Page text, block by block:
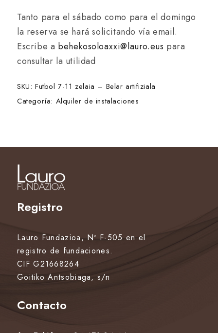
Tanto para el sábado como para el domingo
la reserva se hará solicitando vía email.
Escribe a behekosoloaxxi@lauro.eus para
consultar la utilidad
SKU: Futbol 7-11 zelaia – Belar artifiziala
Categoría: Alquiler de instalaciones
Registro
Lauro Fundazioa, Nº F-505 en el
registro de fundaciones.
CIF G21668264
Goitiko Antsobiaga, s/n
Contacto